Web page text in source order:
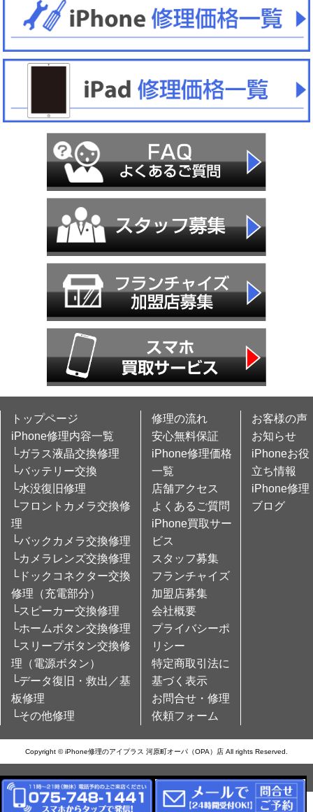
トップページ
iPhone修理内容一覧
└ガラス液晶交換修理
└バッテリー交換
└水没復旧修理
└フロントカメラ交換修
理
└バックカメラ交換修理
└カメラレンズ交換修理
└ドックコネクター交換
修理（充電部分）
└スピーカー交換修理
└ホームボタン交換修理
└スリープボタン交換修
理（電源ボタン）
└データ復旧・救出／基
板修理
└その他修理
修理の流れ
安心無料保証
iPhone修理価格
一覧
店舗アクセス
よくあるご質問
iPhone買取サー
ビス
スタッフ募集
フランチャイズ
加盟店募集
会社概要
プライバシーポ
リシー
特定商取引法に
基づく表示
お問合せ・修理
依頼フォーム
お客様の声
お知らせ
iPhoneお役
立ち情報
iPhone修理
ブログ
Copyright © iPhone修理のアイプラス 河原町オーパ（OPA）店 All rights Reserved.